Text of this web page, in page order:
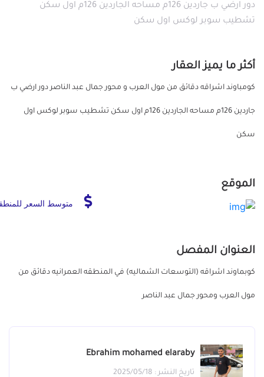
دور ارضي ب جاردين 126م مساحه الجاردين 126م اول سكن
تشطيب سوبر لوكس اول سكن
أكثر ما يميز العقار
كومباوند اشراقه دقائق من مول العرب و محور جمال عبد الناصر دور ارضي ب
جاردين 126م مساحه الجاردين 126م اول سكن تشطيب سوبر لوكس اول
سكن
الموقع
متوسط السعر
العنوان المفصل
كوبماوند اشراقه (التوسعات الشماليه) في المنطقه العمرانيه دقائق من
مول العرب ومحور جمال عبد الناصر
Ebrahim mohamed elaraby
تاريخ النشر : 2025/05/18